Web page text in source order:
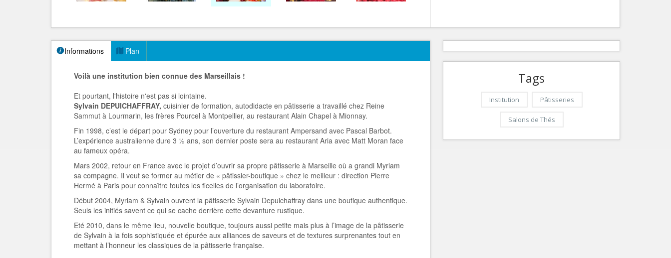
Informations Plan
Voilà une institution bien connue des Marseillais !
Et pourtant, l'histoire n'est pas si lointaine.
Sylvain DEPUICHAFFRAY, cuisinier de formation, autodidacte en pâtisserie a travaillé chez Reine
Sammut à Lourmarin, les frères Pourcel à Montpellier, au restaurant Alain Chapel à Mionnay.
Fin 1998, c’est le départ pour Sydney pour l’ouverture du restaurant Ampersand avec Pascal Barbot.
L’expérience australienne dure 3 ½ ans, son dernier poste sera au restaurant Aria avec Matt Moran face
au fameux opéra.
Mars 2002, retour en France avec le projet d’ouvrir sa propre pâtisserie à Marseille où a grandi Myriam
sa compagne. Il veut se former au métier de « pâtissier-boutique » chez le meilleur : direction Pierre
Hermé à Paris pour connaître toutes les ficelles de l’organisation du laboratoire.
Début 2004, Myriam & Sylvain ouvrent la pâtisserie Sylvain Depuichaffray dans une boutique authentique.
Seuls les initiés savent ce qui se cache derrière cette devanture rustique.
Eté 2010, dans le même lieu, nouvelle boutique, toujours aussi petite mais plus à l’image de la pâtisserie
de Sylvain à la fois sophistiquée et épurée aux alliances de saveurs et de textures surprenantes tout en
mettant à l’honneur les classiques de la pâtisserie française.
Tags
Institution Pâtisseries
Salons de Thés